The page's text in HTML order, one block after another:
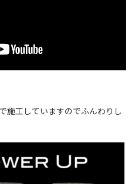
施工していますのでふんわりし